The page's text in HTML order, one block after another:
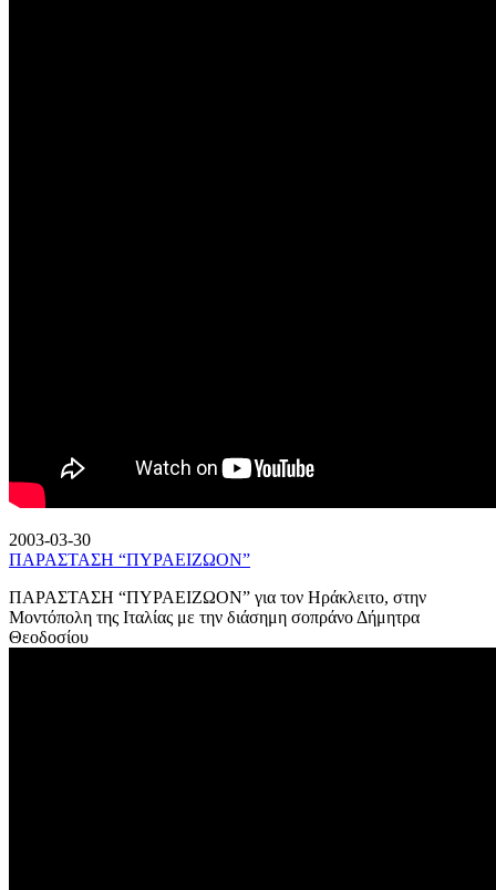
2003-03-30
ΠΑΡΑΣΤΑΣΗ “ΠΥΡΑΕΙΖΩΟΝ”
ΠΑΡΑΣΤΑΣΗ “ΠΥΡΑΕΙΖΩΟΝ” για τον Ηράκλειτο, στην
Μοντόπολη της Ιταλίας με την διάσημη σοπράνο Δήμητρα
Θεοδοσίου